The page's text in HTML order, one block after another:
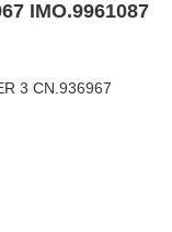
MELODIE DE LA MER 3 CN.936967 IMO.9961087